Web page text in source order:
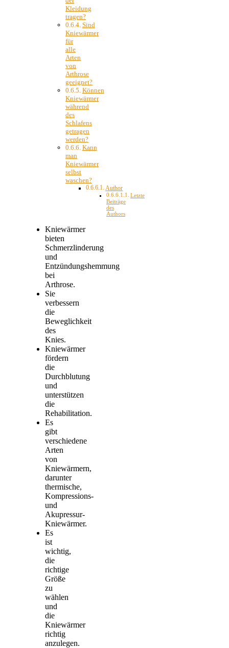
Kleidung
tragen?
Sind
Kniewärmer
für
alle
Arten
von
Arthrose
geeignet?
Können
Kniewärmer
während
des
Schlafens
getragen
werden?
Kann
man
Kniewärmer
selbst
waschen?
Author
Letzte
Beiträge
des
Authors
Kniewärmer
bieten
Schmerzlinderung
und
Entzündungshemmung
bei
Arthrose.
Sie
verbessern
die
Beweglichkeit
des
Knies.
Kniewärmer
fördern
die
Durchblutung
und
unterstützen
die
Rehabilitation.
Es
gibt
verschiedene
Arten
von
Kniewärmern,
darunter
thermische,
Kompressions-
und
Akupressur-
Kniewärmer.
Es
ist
wichtig,
die
richtige
Größe
zu
wählen
und
die
Kniewärmer
richtig
anzulegen.